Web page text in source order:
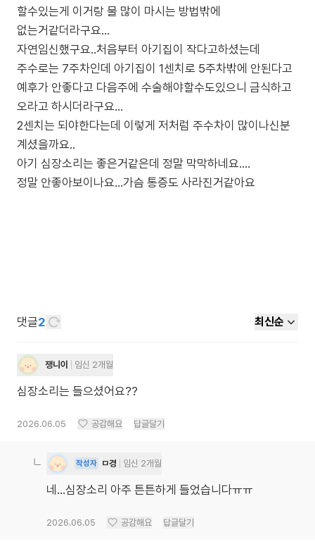
할수있는게 이거랑 물 많이 마시는 방법밖에
없는거같더라구요...
자연임신했구요..처음부터 아기집이 작다고하셨는데
주수로는 7주차인데 아기집이 1센치로 5주차밖에 안된다고
예후가 안좋다고 다음주에 수술해야할수도있으니 금식하고
오라고 하시더라구요...
2센치는 되야한다는데 이렇게 저처럼 주수차이 많이나신분
계셨을까요..
아기 심장소리는 좋은거같은데 정말 막막하네요....
정말 안좋아보이나요...가슴 통증도 사라진거같아요
댓글2 최신순
쟁니이 임신 2개월
심장소리는 들으셨어요??
2026.06.05 공감해요 답글달기
작성자 ㅁ경 임신 2개월
네...심장소리 아주 튼튼하게 들었습니다ㅠㅠ
2026.06.05 공감해요 답글달기